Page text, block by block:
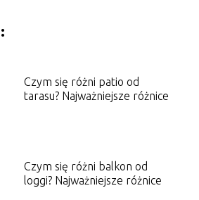
Czym się różni patio od
tarasu? Najważniejsze różnice
Czym się różni balkon od
loggi? Najważniejsze różnice